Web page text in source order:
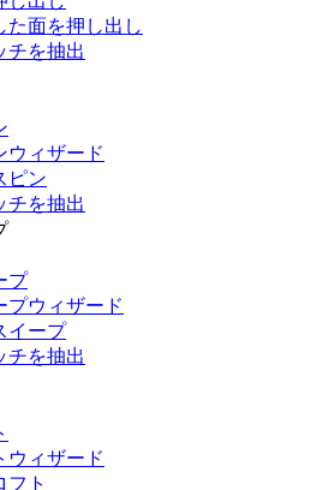
た面を押し出し
チを抽出
ウィザード
ピン
チを抽出
プ
プウィザード
イープ
チを抽出
ウィザード
フト